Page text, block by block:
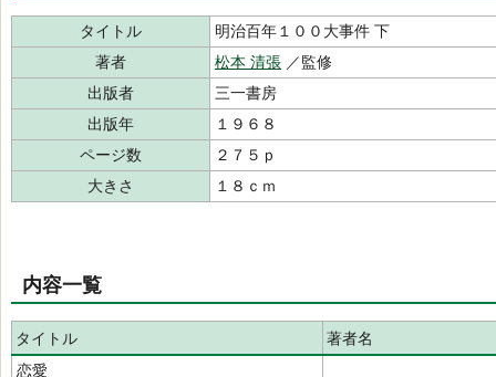
タイトル
明治百年１００大事件 下
著者
松本 清張 ／監修
出版者
三一書房
出版年
１９６８
ページ数
２７５ｐ
大きさ
１８ｃｍ
内容一覧
タイトル
著者名
恋愛